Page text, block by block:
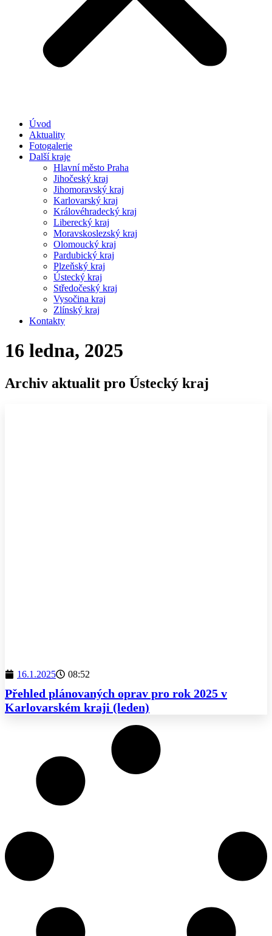
Úvod
Aktuality
Fotogalerie
Další kraje
Hlavní město Praha
Jihočeský kraj
Jihomoravský kraj
Karlovarský kraj
Královéhradecký kraj
Liberecký kraj
Moravskoslezský kraj
Olomoucký kraj
Pardubický kraj
Plzeňský kraj
Ústecký kraj
Středočeský kraj
Vysočina kraj
Zlínský kraj
Kontakty
16 ledna, 2025
Archiv aktualit pro Ústecký kraj
16.1.2025 08:52
Přehled plánovaných oprav pro rok 2025 v
Karlovarském kraji (leden)